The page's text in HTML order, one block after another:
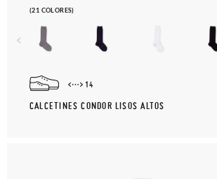
(21 COLORES)
14
CALCETINES CONDOR LISOS ALTOS